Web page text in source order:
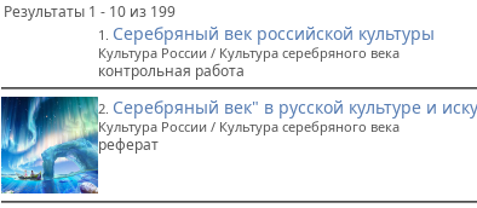
Результаты 1 - 10 из 199
1. Серебряный век российской культуры
Культура России / Культура серебряного века
контрольная работа
2. Серебряный век" в русской культуре и
Культура России / Культура серебряного века
реферат